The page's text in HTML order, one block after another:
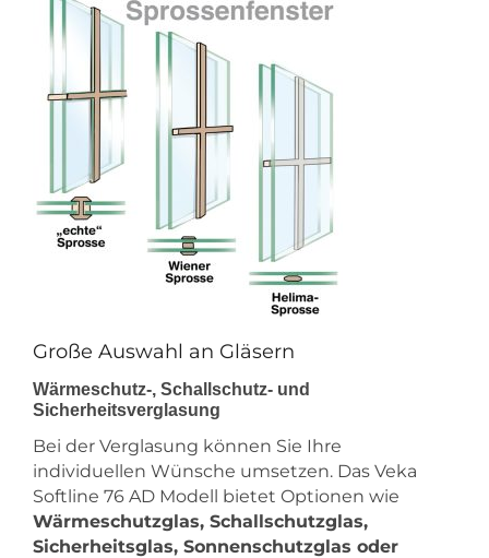
Große Auswahl an Gläsern
Wärmeschutz-, Schallschutz- und
Sicherheitsverglasung
Bei der Verglasung können Sie Ihre
individuellen Wünsche umsetzen. Das Veka
Softline 76 AD Modell bietet Optionen wie
Wärmeschutzglas, Schallschutzglas,
Sicherheitsglas, Sonnenschutzglas oder